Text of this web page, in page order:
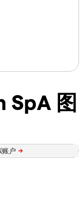
SpA 图